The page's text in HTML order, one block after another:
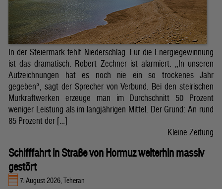
In der Steiermark fehlt Niederschlag. Für die Energiegewinnung
ist das dramatisch. Robert Zechner ist alarmiert. „In unseren
Aufzeichnungen hat es noch nie ein so trockenes Jahr
gegeben“, sagt der Sprecher von Verbund. Bei den steirischen
Murkraftwerken erzeuge man im Durchschnitt 50 Prozent
weniger Leistung als im langjährigen Mittel. Der Grund: An rund
85 Prozent der […]
Kleine Zeitung
Schifffahrt in Straße von Hormuz weiterhin massiv
gestört
7. August 2026, Teheran